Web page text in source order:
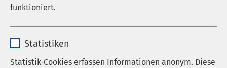
funktioniert.
Anbieter sgalinski
Statistiken
Statistik-Cookies erfassen Informationen anonym. Diese